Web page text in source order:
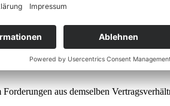
(Lieferzeit: bis zu 13 Tage nach dem
beträgt die Herstellungszeit, zzgl.
in folgende Länder: Deutschland,
aus demselben